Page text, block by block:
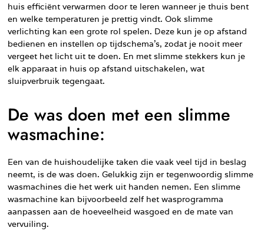
huis efficiënt verwarmen door te leren wanneer je thuis bent
en welke temperaturen je prettig vindt. Ook slimme
verlichting kan een grote rol spelen. Deze kun je op afstand
bedienen en instellen op tijdschema’s, zodat je nooit meer
vergeet het licht uit te doen. En met slimme stekkers kun je
elk apparaat in huis op afstand uitschakelen, wat
sluipverbruik tegengaat.
De was doen met een slimme
wasmachine:
Een van de huishoudelijke taken die vaak veel tijd in beslag
neemt, is de was doen. Gelukkig zijn er tegenwoordig slimme
wasmachines die het werk uit handen nemen. Een slimme
wasmachine kan bijvoorbeeld zelf het wasprogramma
aanpassen aan de hoeveelheid wasgoed en de mate van
vervuiling.